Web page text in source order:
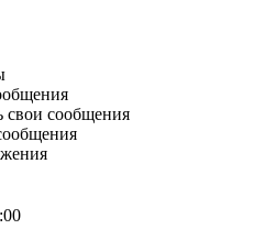
свои сообщения